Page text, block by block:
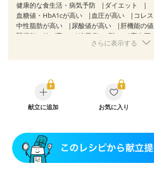
健康的な食生活・病気予防
ダイエット
血糖値・HbA1cが高い
血圧が高い
コレ
中性脂肪が高い
尿酸値が高い
肝機能の
腎機能の値が高い
糖尿病（2型） 高血圧
狭心症 心筋梗塞
糖尿病性腎症（第３期）
CKD（ステージ１）
CKD（ステージ２）
CKD（ステージ３a）
乳がん（抗がん剤治療中）
乳がん（ホル
産後（母乳）
関節リウマチ
乾癬 貧血対策 ニキビ・
さらに表示する
献立に追加 お気に入り